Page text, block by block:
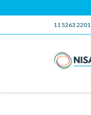
11 5263 2201